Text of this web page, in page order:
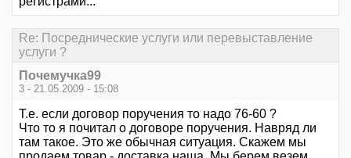
Re: Посреднические услуги или перевыставление
услуги ?
Почемучка99
3 - 21.05.2009 - 15:08
Т.е. если договор поручения то надо 76-60 ?
Что то я почитал о договоре поручения. Навряд ли
там такое. Это же обычная ситуация. Скажем мы